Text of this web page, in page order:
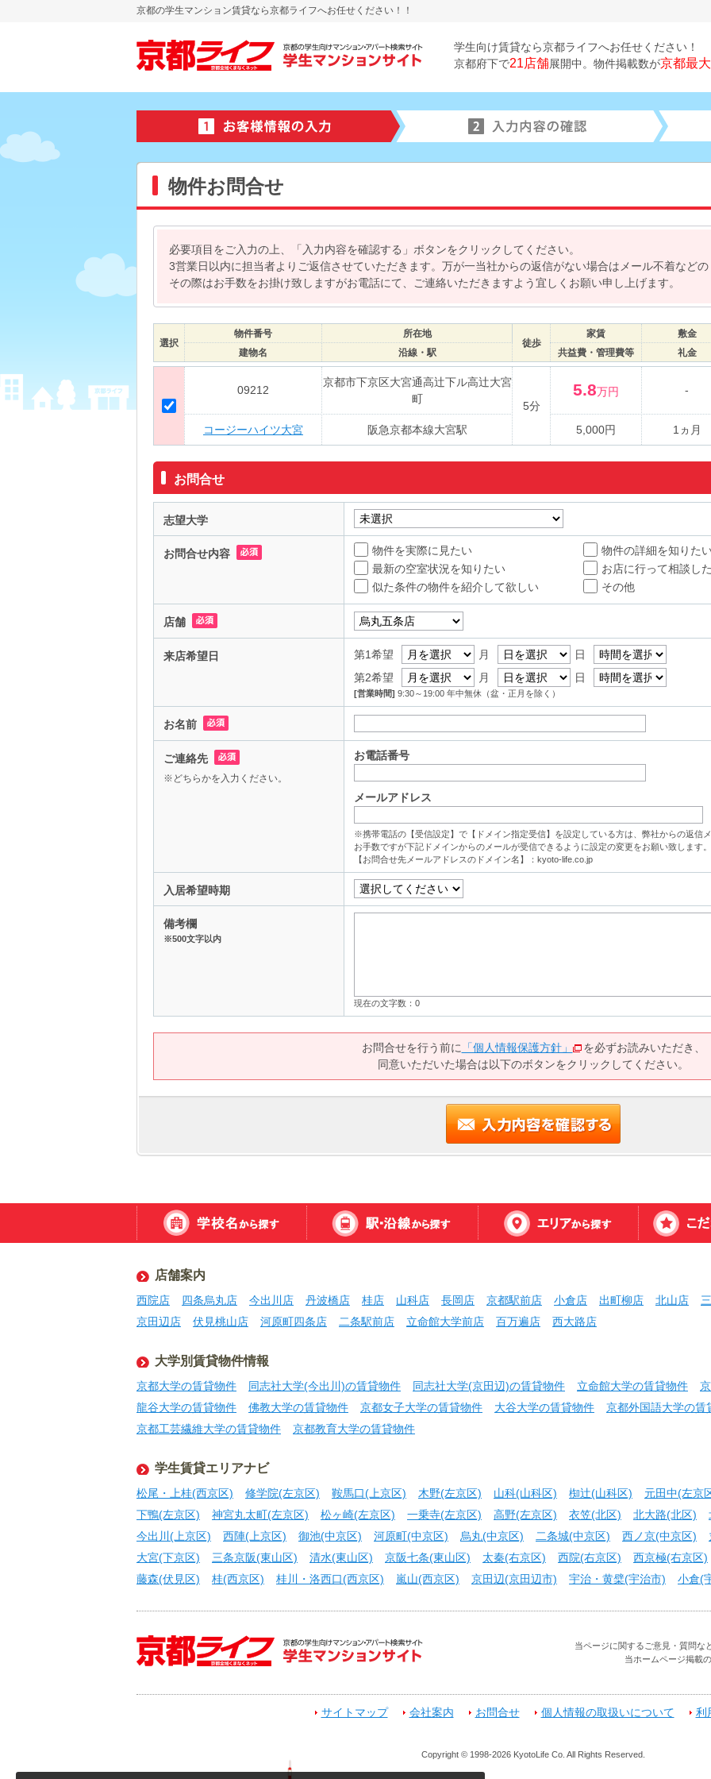
京都の学生マンション賃貸なら京都ライフへお任せください！！
学生向け賃貸なら京都ライフへお任せください！
京都府下で21店舗展開中。物件掲載数が京都最
物件お問合せ
必要項目をご入力の上、「入力内容を確認する」ボタンをクリックしてください。
3営業日以内に担当者よりご返信させていただきます。万が一当社からの返信がない場合はメール不着などの
その際はお手数をお掛け致しますがお電話にて、ご連絡いただきますよう宜しくお願い申し上げます。
選択
物件番号
所在地
徒歩
家賃 敷金
建物名
沿線・駅 共益費・管理費等 礼金
09212
京都市下京区大宮通高辻下ル高辻大宮
町
5分
5.8万円 -
コージーハイツ大宮 阪急京都本線大宮駅 5,000円 1ヵ月
お問合せ
志望大学
お問合せ内容 物件を実際に見たい
物件の詳細を知りたい
最新の空室状況を知りたい
お店に行って相談し
似た条件の物件を紹介して欲しい
その他
店舗
来店希望日 第1希望 月
日
第2希望
月 日
[営業時間] 9:30～19:00 年中無休（盆・正月を除く）
お名前
ご連絡先
※どちらかを入力ください。
お電話番号
メールアドレス
※携帯電話の【受信設定】で【ドメイン指定受信】を設定している方は、弊社からの返信
お手数ですが下記ドメインからのメールが受信できるように設定の変更をお願い致します。
【お問合せ先メールアドレスのドメイン名】：kyoto-life.co.jp
入居希望時期
備考欄
※500文字以内
現在の文字数： 0
お問合せを行う前に 「個人情報保護方針」
を必ずお読みいただき、
同意いただいた場合は以下のボタンをクリックしてください。
店舗案内
西院店 四条烏丸店 今出川店 丹波橋店 桂店 山科店 長岡店 京都駅前店 小倉店 出町柳店 北山店
京田辺店
伏見桃山店 河原町四条店 二条駅前店 立命館大学前店 百万遍店 西大路店
大学別賃貸物件情報
京都大学の賃貸物件 同志社大学(今出川)の賃貸物件 同志社大学(京田辺)の賃貸物件 立命館大学の賃貸物件
龍谷大学の賃貸物件
佛教大学の賃貸物件 京都女子大学の賃貸物件 大谷大学の賃貸物件 京都外国語大学の賃
京都工芸繊維大学の賃貸物件
京都教育大学の賃貸物件
学生賃貸エリアナビ
松尾・上桂(西京区) 修学院(左京区) 鞍馬口(上京区) 木野(左京区) 山科(山科区) 椥辻(山科区) 元田中(左京
下鴨(左京区)
神宮丸太町(左京区) 松ヶ崎(左京区) 一乗寺(左京区) 高野(左京区) 衣笠(北区) 北大路(北区)
今出川(上京区)
西陣(上京区) 御池(中京区) 河原町(中京区) 烏丸(中京区) 二条城(中京区) 西ノ京(中京区)
大宮(下京区)
三条京阪(東山区) 清水(東山区) 京阪七条(東山区) 太秦(右京区) 西院(右京区) 西京極(右京区)
藤森(伏見区)
桂(西京区) 桂川・洛西口(西京区) 嵐山(西京区) 京田辺(京田辺市) 宇治・黄檗(宇治市) 小倉(
当ページに関するご意見・質問な
当ホームページ掲載
サイトマップ 会社案内 お問合せ 個人情報の取扱いについて 利
Copyright © 1998-2026 KyotoLife Co. All Rights Reserved.